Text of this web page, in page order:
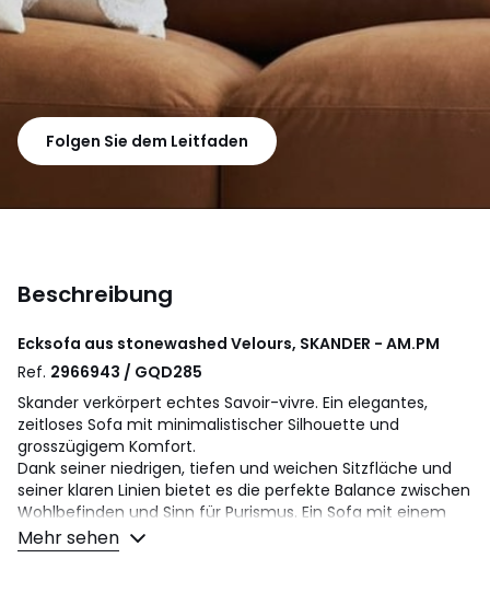
Folgen Sie dem Leitfaden
Beschreibung
Ecksofa aus stonewashed Velours, SKANDER - AM.PM
Ref. 2966943 / GQD285
Skander verkörpert echtes Savoir-vivre. Ein elegantes,
zeitloses Sofa mit minimalistischer Silhouette und
grosszügigem Komfort.
Dank seiner niedrigen, tiefen und weichen Sitzfläche und
seiner klaren Linien bietet es die perfekte Balance zwischen
Wohlbefinden und Sinn für Purismus. Ein Sofa mit einem
schlichten und beruhigenden Design, das von einem
zeitgenössischen Stil geprägt ist. Eine Kreation von AMPM,
Mehr sehen